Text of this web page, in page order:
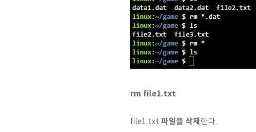
rm file1.txt
file1.txt 파일을 삭제 한다.